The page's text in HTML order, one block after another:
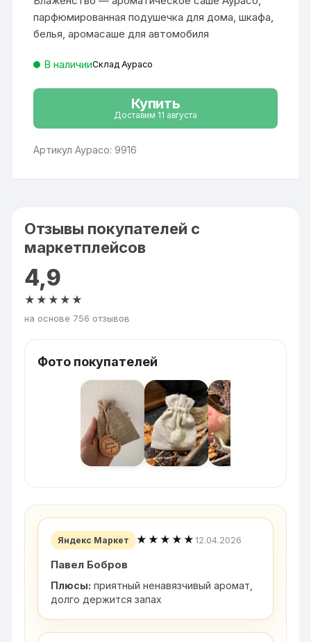
ей
парфюмированная подушечка для дома, шкафа,
белья, аромасаше для автомобиля
В наличииСклад Аурасо
Купить
Доставим 11 августа
Артикул Аурасо: 9916
Отзывы покупателей с
маркетплейсов
4,9
★★★★★
на основе 756 отзывов
Фото покупателей
Яндекс Маркет ★★★★★12.04.2026
Павел Бобров
Плюсы: приятный ненавязчивый аромат,
долго держится запах